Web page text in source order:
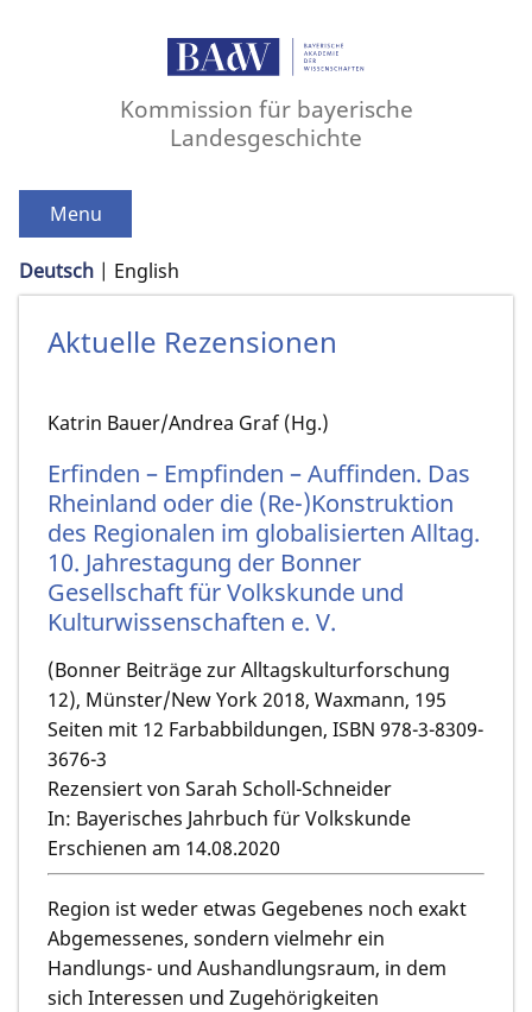
Kommission für bayerische
Landesgeschichte
Menu
Deutsch English
Aktuelle Rezensionen
Katrin Bauer/Andrea Graf (Hg.)
Erfinden – Empfinden – Auffinden. Das
Rheinland oder die (Re-)Konstruktion
des Regionalen im globalisierten Alltag.
10. Jahrestagung der Bonner
Gesellschaft für Volkskunde und
Kulturwissenschaften e. V.
(Bonner Beiträge zur Alltagskulturforschung
12), Münster/New York 2018, Waxmann, 195
Seiten mit 12 Farbabbildungen, ISBN 978-3-8309-
3676-3
Rezensiert von Sarah Scholl-Schneider
In: Bayerisches Jahrbuch für Volkskunde
Erschienen am 14.08.2020
Region ist weder etwas Gegebenes noch exakt
Abgemessenes, sondern vielmehr ein
Handlungs- und Aushandlungsraum, in dem
sich Interessen und Zugehörigkeiten